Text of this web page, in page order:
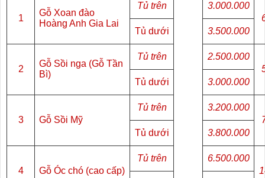
1
Gỗ Xoan đào
Hoàng Anh Gia Lai
Tủ trên
3.000.000
Tủ dưới
3.500.000
2
Gỗ Sồi nga (Gỗ Tần
Bì)
Tủ trên
2.500.000
Tủ dưới
3.000.000
3 Gỗ Sồi Mỹ
Tủ trên
3.200.000
Tủ dưới
3.800.000
4 Gỗ Óc chó (cao cấp)
Tủ trên
6.500.000